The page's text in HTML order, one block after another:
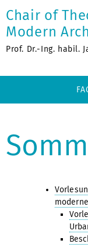
Chair of
Modern
Prof. Dr.-Ing. habil.